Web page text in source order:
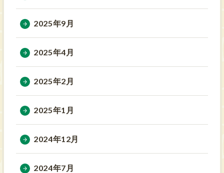
2025年9月
2025年4月
2025年2月
2025年1月
2024年12月
2024年7月